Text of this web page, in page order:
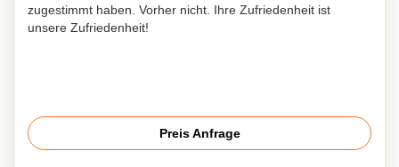
zugestimmt haben. Vorher nicht. Ihre Zufriedenheit ist
unsere Zufriedenheit!
Preis Anfrage